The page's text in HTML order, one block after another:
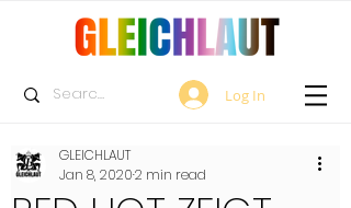
Log In
GLEICHLAUT
Jan 8, 20202 min read